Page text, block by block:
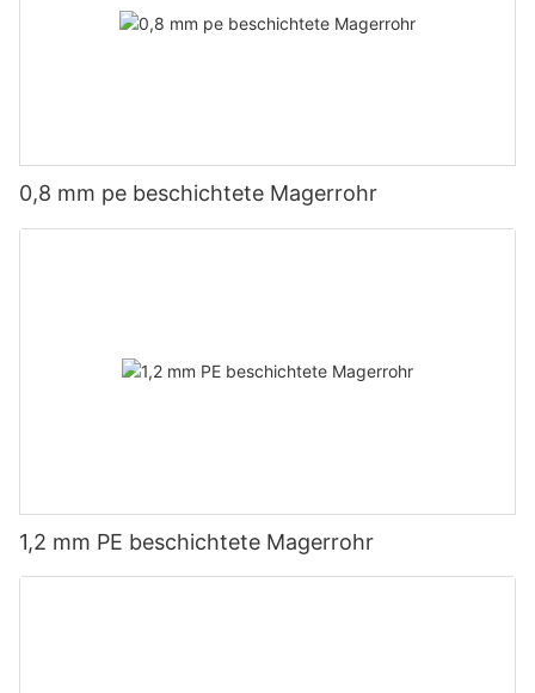
0,8 mm pe beschichtete Magerrohr
1,2 mm PE beschichtete Magerrohr